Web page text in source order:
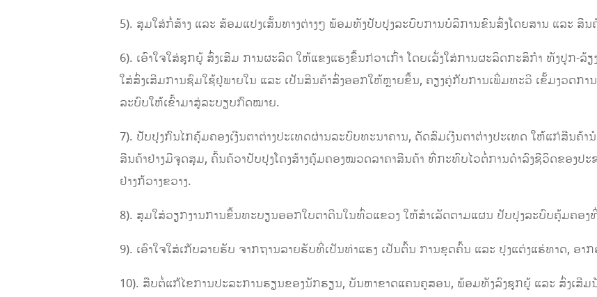
5). ສຸມໃສ່ກໍ່ສ້າງ ແລະ ສ້ອມແປງເສັ້ນທາງຕ່າງໆ ພ້ອມທັງປັບປຸງລະບົບການບໍລິການຂົນສົ່ງໂດຍສານ ແລະ ສີ
6). ເອົາໃຈໃສ່ຊຸກຍູ້ ສົ່ງເສີມ ການຜະລິດ ໃຫ້ແຂງແຮງຂື້ນກ່ວາເກົ່າ ໂດຍເລັ່ງໃສ່ການຜະລິດກະສິກໍາ ທັງປູກ
ໃສ່ສົ່ງເສີມການຊົມໃຊ້ຢູ່ພາຍໃນ ແລະ ເປັນສີນຄ້າສົ່ງອອກໃຫ້ຫຼາຍຂື້ນ, ຄຽງຄູ່ກັບການເພີ່ມທະວີ ເຂັ້ມງວດກາ
ລະບົບໃຫ້ເຂົ້າມາສູ່ລະບຽບກົດໝາຍ.
7). ປັບປຸງກົນໄກຄຸ້ມຄອງເງີນຕາຕ່າງປະເທດຜ່ານລະບົບທະນາຄານ, ດັດສົມເງີນຕາຕ່າງປະເທດ ໃຫ້ແກ່ສີນຄ້
ສີນຄ້າຢ່າງມີຈຸດສຸມ, ຄົ້ນຄ້ວາປັບປຸງໂຄງສ້າງຄຸ້ມຄອງໝວດລາຄາສີນຄ້າ ທີ່ກະທົບໄວຕໍ່ການດໍາລົງຊີວິດຂອງປະ
ຢ່າງກ້ວາງຂວາງ.
8). ສຸມໃສ່ວຽກງານການຂື້ນທະບຽນອອກໃບຕາດີນໃນທົ່ວແຂວງ ໃຫ້ສໍາເລັດຕາມແຜນ ປັບປຸງລະບົບຄຸ້ມຄອ
9). ເອົາໃຈໃສ່ເກັບລາຍຮັບ ຈາກຖານລາຍຮັບທີ່ເປັນທ່າແຮງ ເປັນຕົ້ນ ການຂຸດຄົ້ນ ແລະ ປຸງແຕ່ງແຮ່ທາດ, ອ
10). ສືບຕໍ່ແກ້ໄຂການປະລະການຮຽນຂອງນັກຮຽນ, ບັນຫາຂາດແຄນຄູສອນ, ພ້ອມທັງລົງຊຸກຍູ້ ແລະ ສົ່ງເ